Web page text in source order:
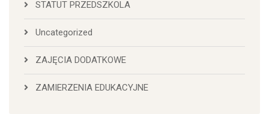
STATUT PRZEDSZKOLA
Uncategorized
ZAJĘCIA DODATKOWE
ZAMIERZENIA EDUKACYJNE